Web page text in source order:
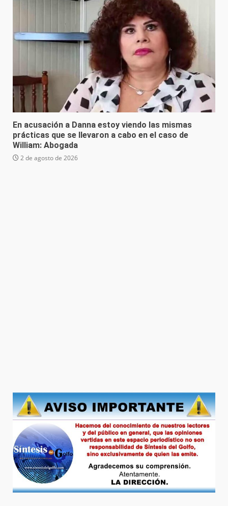
En acusación a Danna estoy viendo las mismas
prácticas que se llevaron a cabo en el caso de
William: Abogada
2 de agosto de 2026